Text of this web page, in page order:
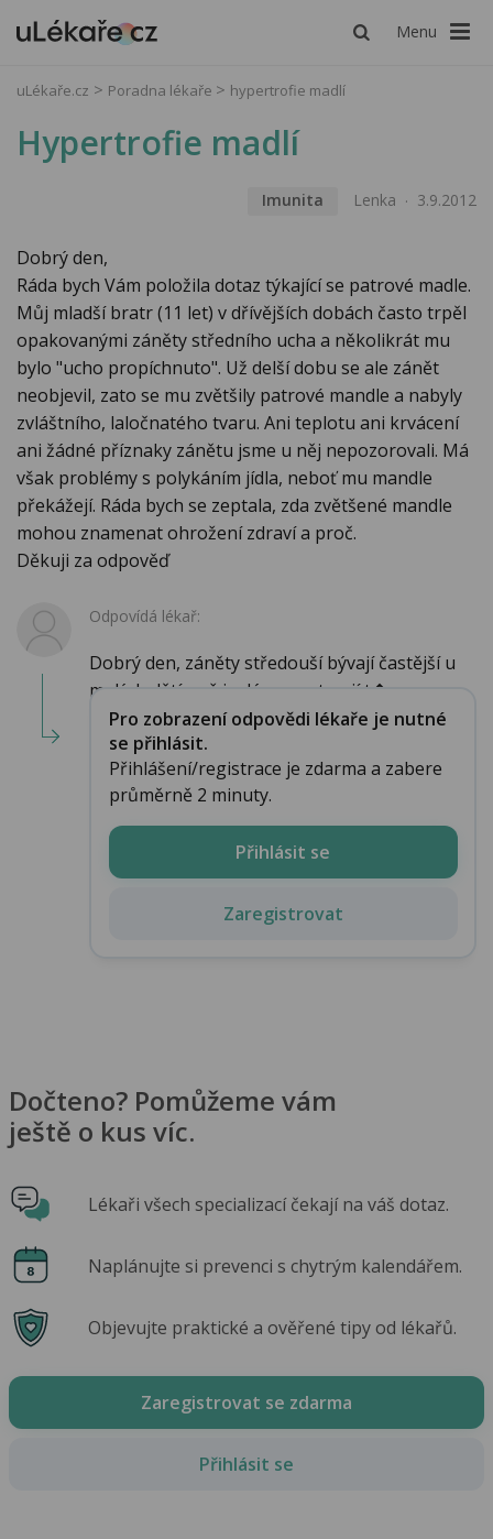
Menu
uLékaře.cz Poradna lékaře hypertrofie madlí
Hypertrofie madlí
Imunita Lenka 3.9.2012
Dobrý den,
Ráda bych Vám položila dotaz týkající se patrové madle.
Můj mladší bratr (11 let) v dřívějších dobách často trpěl
opakovanými záněty středního ucha a několikrát mu
bylo "ucho propíchnuto". Už delší dobu se ale zánět
neobjevil, zato se mu zvětšily patrové mandle a nabyly
zvláštního, laločnatého tvaru. Ani teplotu ani krvácení
ani žádné příznaky zánětu jsme u něj nepozorovali. Má
však problémy s polykáním jídla, neboť mu mandle
překážejí. Ráda bych se zeptala, zda zvětšené mandle
mohou znamenat ohrožení zdraví a proč.
Děkuji za odpověď
Odpovídá lékař:
Dobrý den, záněty středouší bývají častější u
malých dětí, což je dáno anatomií t�...
Pro zobrazení odpovědi lékaře je nutné
se přihlásit.
Přihlášení/registrace je zdarma a zabere
průměrně 2 minuty.
Přihlásit se
Zaregistrovat
Dočteno? Pomůžeme vám
ještě o kus víc.
Lékaři všech specializací čekají na váš dotaz.
Naplánujte si prevenci s chytrým kalendářem.
Objevujte praktické a ověřené tipy od lékařů.
Zaregistrovat se zdarma
Přihlásit se